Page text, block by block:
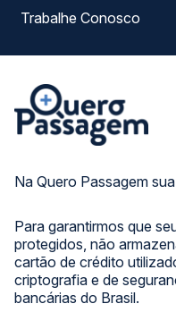
Na Quero Passagem
Para garantirmos que
protegidos, não
cartão de crédito
criptografia e de
bancárias do Brasil.
Trabalhe Conosco